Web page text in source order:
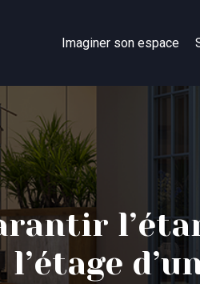
Imaginer son espace
l’étage